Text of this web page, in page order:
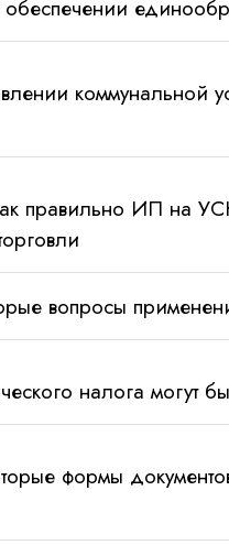
коммунальной
правильно ИП на
вопросы
налога могут
формы